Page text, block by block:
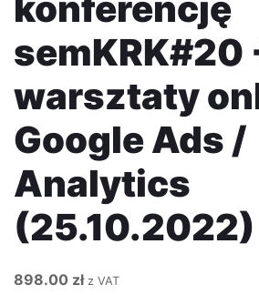
semKRK#20
warsztaty
Google Ads /
Analytics
(25.10.2022)
898.00 zł z VAT